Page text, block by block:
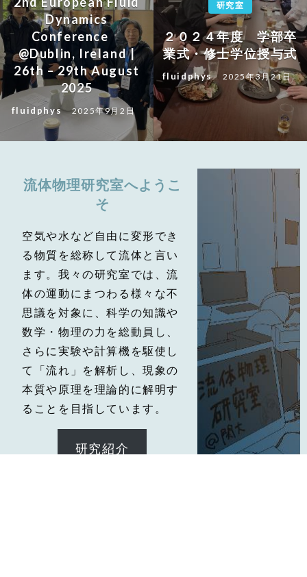
Dynamics
Conference
@Dublin, Ireland |
26th – 29th August
2025
fluidphys 2025年9月2日
研究室
２０２４年度 学部卒
業式・修士学位授与式
fluidphys 2025年3月21日
流体物理研究室へようこ
そ
空気や水など自由に変形でき
る物質を総称して流体と言い
ます。我々の研究室では、流
体の運動にまつわる様々な不
思議を対象に、科学の知識や
数学・物理の力を総動員し、
さらに実験や計算機を駆使し
て「流れ」を解析し、現象の
本質や原理を理論的に解明す
ることを目指しています。
研究紹介